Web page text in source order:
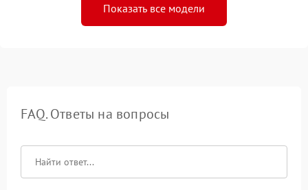
Показать все модели
FAQ. Ответы на вопросы